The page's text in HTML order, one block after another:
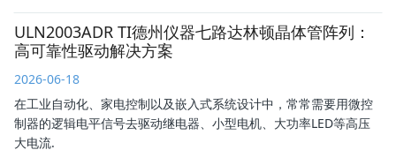
ULN2003ADR TI德州仪器七路达林顿晶体管阵列：
高可靠性驱动解决方案
2026-06-18
在工业自动化、家电控制以及嵌入式系统设计中，常常需要用微控
制器的逻辑电平信号去驱动继电器、小型电机、大功率LED等高压
大电流.